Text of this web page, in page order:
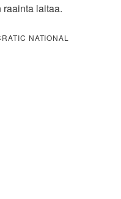
raainta laitaa.
NATIONAL